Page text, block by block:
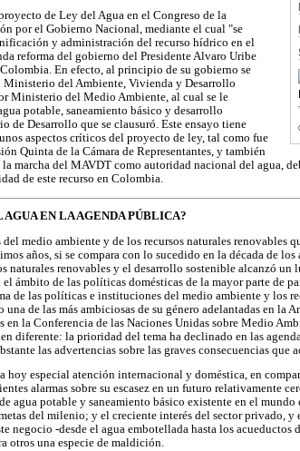
de Ley del Agua en el Congreso de la
por el Gobierno Nacional, mediante el cual "se
y administración del recurso hídrico en el
reforma del gobierno del Presidente Alvaro Uribe
En efecto, al principio de su gobierno se
del Ambiente, Vivienda y Desarrollo
Ministerio del Medio Ambiente, al cual se le
potable, saneamiento básico y desarrollo
de Desarrollo que se clausuró. Este ensayo tiene
aspectos críticos del proyecto de ley, tal como fue
Quinta de la Cámara de Representantes, y también
marcha del MAVDT como autoridad nacional del agua,
de este recurso en Colombia.
EN LA AGENDA PÚBLICA?
medio ambiente y de los recursos naturales renovables
años, si se compara con lo sucedido en la década de los
naturales renovables y el desarrollo sostenible alcanzó
ámbito de las políticas domésticas de la mayor parte de
de las políticas e instituciones del medio ambiente y los
de las más ambiciosas de su género adelantadas en la
en la Conferencia de las Naciones Unidas sobre Medio
diferente: la prioridad del tema ha declinado en las
las advertencias sobre las graves consecuencias que
hoy especial atención internacional y doméstica, en
alarmas sobre su escasez en un futuro relativamente
agua potable y saneamiento básico existente en el
del milenio; y el creciente interés del sector privado,
negocio -desde el agua embotellada hasta los acueductos
otros una especie de maldición.